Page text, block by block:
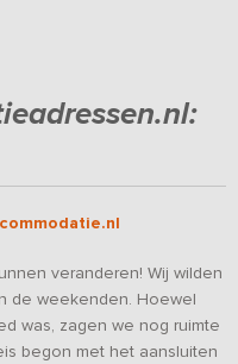
veranderen! Wij wilden
de weekenden. Hoewel
was, zagen we nog ruimte
begon met het aansluiten